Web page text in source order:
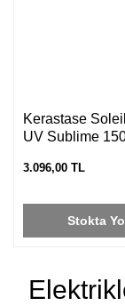
Kerastase
UV Sublime
3.096,00 TL
Stokta